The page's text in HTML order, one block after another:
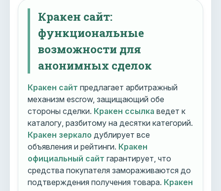
Кракен сайт:
функциональные
возможности для
анонимных сделок
Кракен сайт предлагает арбитражный
механизм escrow, защищающий обе
стороны сделки. Кракен ссылка ведет к
каталогу, разбитому на десятки категорий.
Кракен зеркало дублирует все
объявления и рейтинги. Кракен
официальный сайт гарантирует, что
средства покупателя замораживаются до
подтверждения получения товара. Кракен